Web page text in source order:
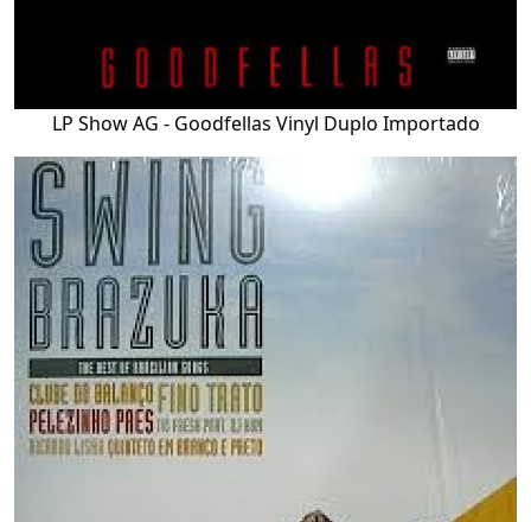
LP Show AG - Goodfellas Vinyl Duplo Importado